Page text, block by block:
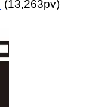
(13,263pv)